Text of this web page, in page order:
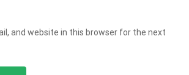
and website in this browser for the next